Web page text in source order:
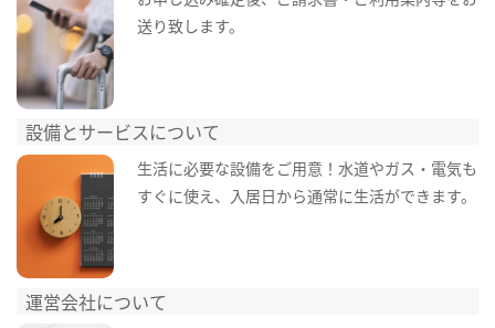
送り致します。
設備とサービスについて
生活に必要な設備をご用意！水道やガス・電気も
すぐに使え、入居日から通常に生活ができます。
運営会社について